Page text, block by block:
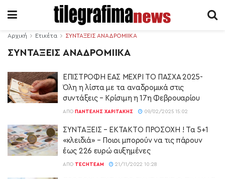
Αρχική Ετικέτα ΣΥΝΤΑΞΕΙΣ ΑΝΑΔΡΟΜΙΙΚΑ
ΣΥΝΤΑΞΕΙΣ ΑΝΑΔΡΟΜΙΙΚΑ
ΕΠΙΣΤΡΟΦΗ ΕΑΣ ΜΕΧΡΙ ΤΟ ΠΑΣΧΑ 2025-
Όλη η λίστα με τα αναδρομικά στις
συντάξεις – Κρίσιμη η 17η Φεβρουαρίου
ΑΠΌ ΠΑΝΤΕΛΉΣ ΧΑΡΙΤΆΚΗΣ 09/02/2025 15:02
ΣΥΝΤΑΞΕΙΣ – ΕΚΤΑΚΤΟ ΠΡΟΣΟΧΗ ! Τα 5+1
«κλειδιά» – Ποιοι μπορούν να τις πάρουν
έως 226 ευρώ αυξημένες
ΑΠΌ TECHTEAM 21/11/2022 10:28